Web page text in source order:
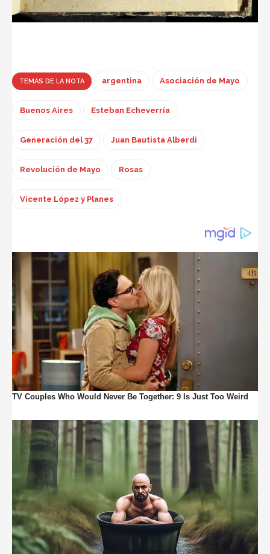
TEMAS DE LA NOTA argentina Asociación de Mayo
Buenos Aires Esteban Echeverría
Generación del 37 Juan Bautista Alberdi
Revolución de Mayo Rosas
Vicente López y Planes